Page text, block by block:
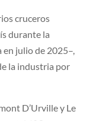
cruceros
durante la
julio de 2025–,
la industria por
D’Urville y Le